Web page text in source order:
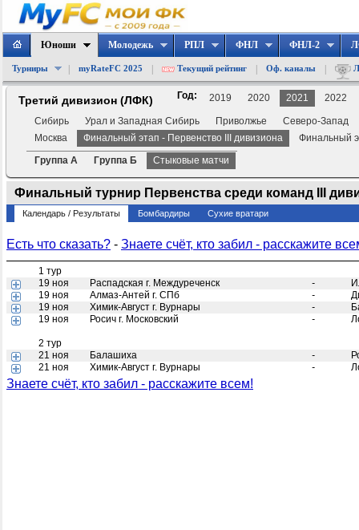
Юноши
Турниры myRateFC 2025 Текущий рейтинг Оф. каналы
Молодежь РПЛ ФНЛ ФНЛ-2
Третий дивизион (ЛФК) Год: 2019 2020 2021 2022
Сибирь Урал и Западная Сибирь Приволжье
Северо-Запад
Москва
Финальный этап - Первенство III дивизиона
Финальный
Группа А
Группа Б Стыковые матчи
Финальный турнир Первенства среди команд III
Календарь / Результаты Бомбардиры Сухие вратари
Есть что сказать? - Знаете счёт, кто забил - расскажите
1 тур
19 ноя
Распадская г. Междуреченск -
19 ноя
Алмаз-Антей г. СПб -
19 ноя
Химик-Август г. Вурнары -
19 ноя
Росич г. Московский -
2 тур
21 ноя
Балашиха -
21 ноя
Химик-Август г. Вурнары -
Знаете счёт, кто забил - расскажите всем!